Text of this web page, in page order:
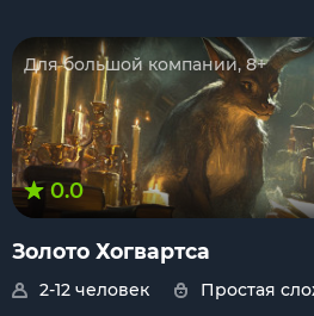
Для большой компании, 8+
0.0
Золото Хогвартса
2-12 человек
Простая